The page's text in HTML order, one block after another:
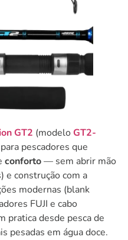
GT2 (modeloGT2-
pescadores que
conforto— sem abrir mão
e construção com a
modernas (blank
FUJI e cabo
pratica desde pesca de
pesadas em água doce.